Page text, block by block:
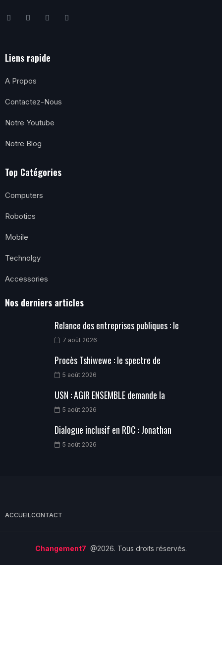
Liens rapide
A Propos
Contactez-Nous
Notre Youtube
Notre Blog
Top Catégories
Computers
Robotics
Mobile
Technolgy
Accessories
Nos derniers articles
Relance des entreprises publiques : le
7 août 2026
Procès Tshiwewe : le spectre de
5 août 2026
USN : AGIR ENSEMBLE demande la
5 août 2026
Dialogue inclusif en RDC : Jonathan
5 août 2026
ACCUEILCONTACT
Changement7 @2026. Tous droits réservés.